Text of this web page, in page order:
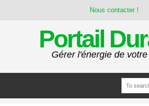
Nous contacter !
Portail
Gérer l'énergie de